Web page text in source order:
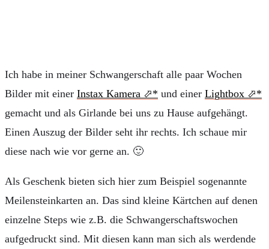
Ich habe in meiner Schwangerschaft alle paar Wochen
Bilder mit einer Instax Kamera und einer Lightbox
gemacht und als Girlande bei uns zu Hause aufgehängt.
Einen Auszug der Bilder seht ihr rechts. Ich schaue mir
diese nach wie vor gerne an. 🙂
Als Geschenk bieten sich hier zum Beispiel sogenannte
Meilensteinkarten an. Das sind kleine Kärtchen auf denen
einzelne Steps wie z.B. die Schwangerschaftswochen
aufgedruckt sind. Mit diesen kann man sich als werdende